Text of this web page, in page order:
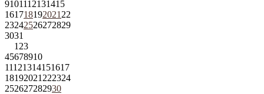
9101112131415
161718192021 22
23242526272829
3031
1 23
45678910
11121314151617
18192021 222324
252627282930